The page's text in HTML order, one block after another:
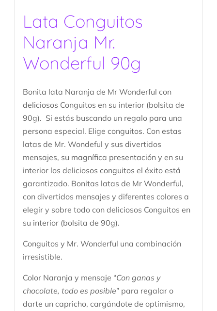
Lata Conguitos
Naranja Mr.
Wonderful 90g
Bonita lata Naranja de Mr Wonderful con
deliciosos Conguitos en su interior (bolsita de
90g). Si estás buscando un regalo para una
persona especial. Elige conguitos. Con estas
latas de Mr. Wondeful y sus divertidos
mensajes, su magnífica presentación y en su
interior los deliciosos conguitos el éxito está
garantizado. Bonitas latas de Mr Wonderful,
con divertidos mensajes y diferentes colores a
elegir y sobre todo con deliciosos Conguitos en
su interior (bolsita de 90g).
Conguitos y Mr. Wonderful una combinación
irresistible.
Color Naranja y mensaje “Con ganas y
chocolate, todo es posible” para regalar o
darte un capricho, cargándote de optimismo,